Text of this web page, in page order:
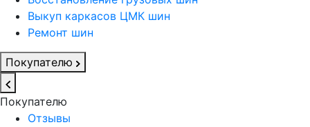
Выкуп каркасов ЦМК шин
Ремонт шин
Покупателю
Покупателю
Отзывы